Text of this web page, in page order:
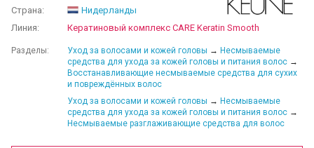
Страна:
Нидерланды
Линия:
Кератиновый комплекс CARE Keratin Smooth
Разделы: Уход за волосами и кожей головы → Несмываемые
средства для ухода за кожей головы и питания волос →
Восстанавливающие несмываемые средства для сухих
и повреждённых волос
Уход за волосами и кожей головы → Несмываемые
средства для ухода за кожей головы и питания волос →
Несмываемые разглаживающие средства для волос